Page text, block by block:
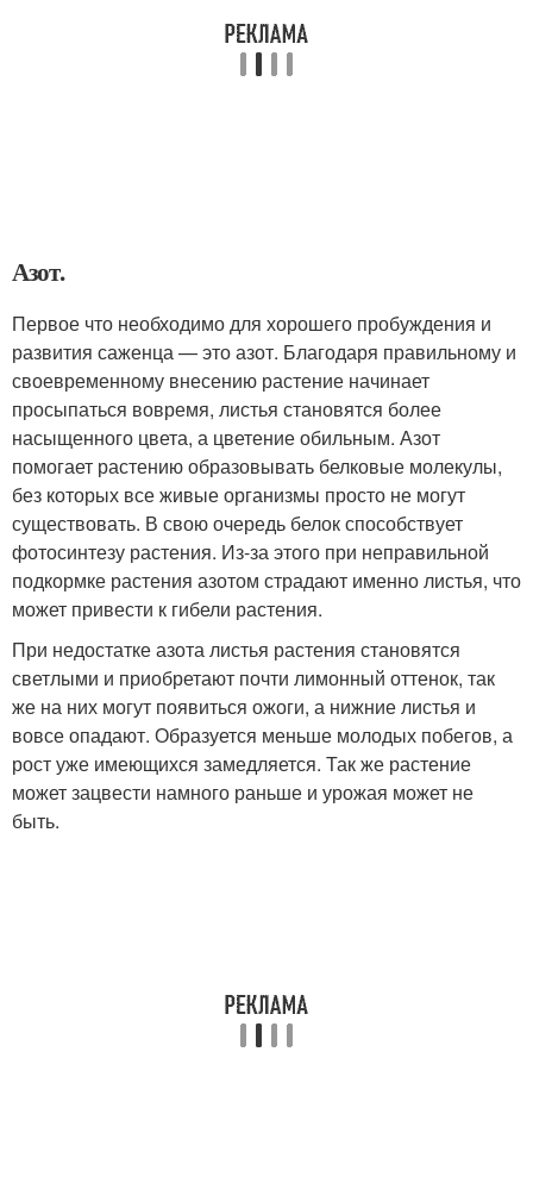
Азот.
Первое что необходимо для хорошего пробуждения и
развития саженца — это азот. Благодаря правильному и
своевременному внесению растение начинает
просыпаться вовремя, листья становятся более
насыщенного цвета, а цветение обильным. Азот
помогает растению образовывать белковые молекулы,
без которых все живые организмы просто не могут
существовать. В свою очередь белок способствует
фотосинтезу растения. Из-за этого при неправильной
подкормке растения азотом страдают именно листья, что
может привести к гибели растения.
При недостатке азота листья растения становятся
светлыми и приобретают почти лимонный оттенок, так
же на них могут появиться ожоги, а нижние листья и
вовсе опадают. Образуется меньше молодых побегов, а
рост уже имеющихся замедляется. Так же растение
может зацвести намного раньше и урожая может не
быть.